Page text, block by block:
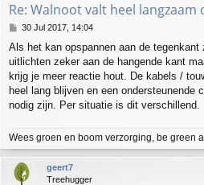
Re: Walnoot valt heel langzaam
P
s
t
30 Jul 2017, 14:04
Als het kan opspannen aan de tegenkant
uitlichten zeker aan de hangende kant
krijg je meer reactie hout. De kabels /
heel lang blijven en een ondersteunende
nodig zijn. Per situatie is dit verschillend.
Wees groen en boom verzorging, be green
geert7
Treehugger